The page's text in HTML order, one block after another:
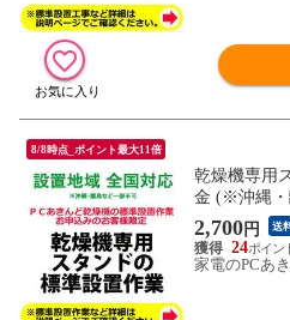
8/8時点_ポイント最大11倍
乾燥機専用
金 (※沖縄・
2,700円 送
24
家電のPCあ